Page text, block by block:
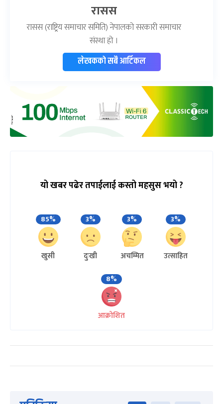
रासस
रासस (राष्ट्रिय समाचार समिति) नेपालको सरकारी समाचार
संस्था हो ।
लेखकको सबै आर्टिकल
यो खबर पढेर तपाईलाई कस्तो महसुस भयो ?
85%
खुसी
3%
दुःखी
3%
अचम्मित
3%
उत्साहित
8%
आक्रोशित